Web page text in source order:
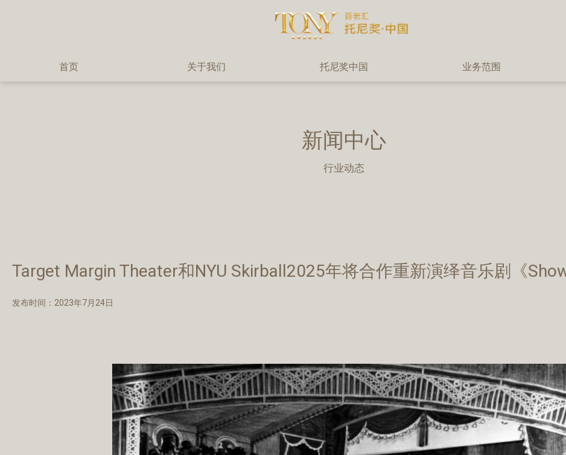
首页 关于我们 托尼奖中国 业务范围
新闻中心
行业动态
Target Margin Theater和NYU Skirball2025年将合作重新演绎音乐剧《Show
发布时间：2023年7月24日